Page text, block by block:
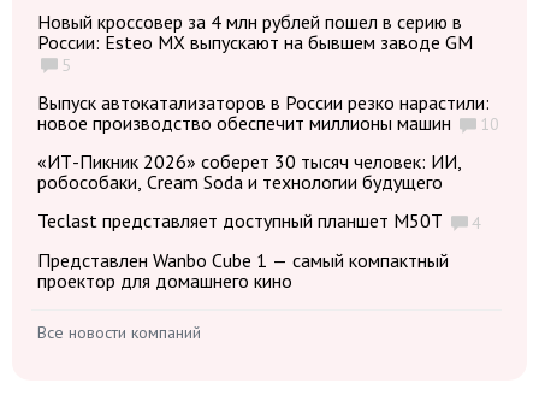
Новый кроссовер за 4 млн рублей пошел в серию в
России: Esteo MX выпускают на бывшем заводе GM
5
Выпуск автокатализаторов в России резко нарастили:
новое производство обеспечит миллионы машин
10
«ИТ-Пикник 2026» соберет 30 тысяч человек: ИИ,
робособаки, Cream Soda и технологии будущего
Teclast представляет доступный планшет M50T
4
Представлен Wanbo Cube 1 — самый компактный
проектор для домашнего кино
Все новости компаний